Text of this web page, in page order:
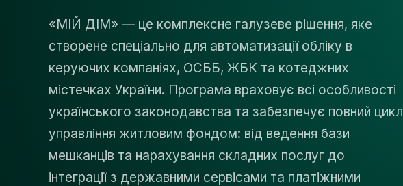
«МІЙ ДІМ» — це комплексне галузеве рішення, яке
створене спеціально для автоматизації обліку в
керуючих компаніях, ОСББ, ЖБК та котеджних
містечках України. Програма враховує всі особливості
українського законодавства та забезпечує повний цикл
управління житловим фондом: від ведення бази
мешканців та нарахування складних послуг до
інтеграції з державними сервісами та платіжними